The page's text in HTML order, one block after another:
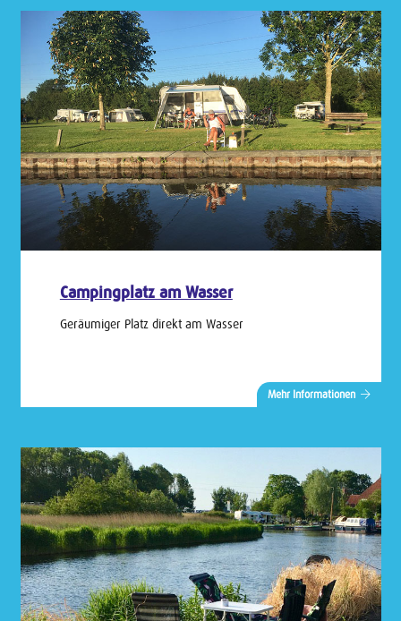
Campingplatz am Wasser
Geräumiger Platz direkt am Wasser
Mehr Informationen